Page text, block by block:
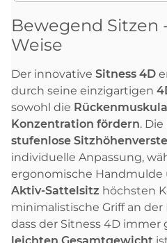
Bewegend Sitzen
Weise
Der innovative Sitness 4D
durch seine einzigartigen
sowohl die
Konzentration fördern.
stufenlose
individuelle Anpassung,
ergonomische Handmulde
Aktiv-Sattelsitz höchsten
minimalistische Griff an
dass der Sitness 4D